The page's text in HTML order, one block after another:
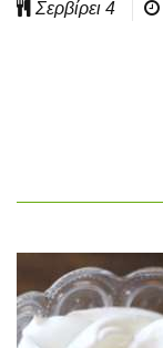
Σερβίρει 4